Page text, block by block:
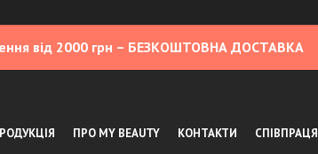
від 2000 грн – БЕЗКОШТОВНА ДОСТАВКА
ПРО MY BEAUTY КОНТАКТИ СПІВПРАЦЯ